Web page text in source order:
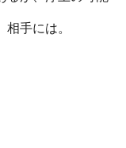
手には。